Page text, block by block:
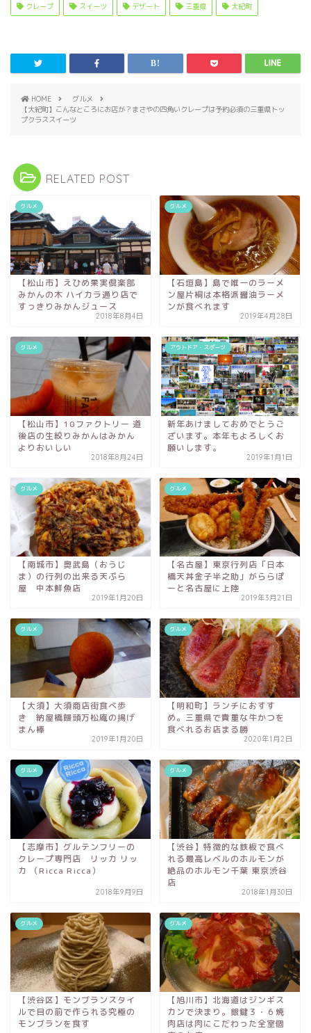
クレープ スイーツ デザート 三重県 大紀町
HOME
グルメ
【大紀町】こんなところにお店が？まさやの四角いクレープは予約必須の三重県トッ
プクラススイーツ
RELATED POST
グルメ
【松山市】えひめ果実倶楽部
みかんの木 ハイカラ通り店で
すっきりみかんジュース
2018年8月4日
グルメ
【石垣島】島で唯一のラーメ
ン屋片桐は本格派醤油ラーメ
ンが食べれます
2019年4月28日
グルメ
【松山市】10ファクトリー 道
後店の生絞りみかんはみかん
よりおいしい
2018年8月24日
アウトドア・スポーツ
新年あけましておめでとうご
ざいます。本年もよろしくお
願いします。
2019年1月1日
グルメ
【南城市】奥武島（おうじ
ま）の行列の出来る天ぷら
屋 中本鮮魚店
2019年1月20日
グルメ
【名古屋】東京行列店「日本
橋天丼金子半之助」がららぽ
ーと名古屋に上陸
2019年3月21日
グルメ
【大須】大須商店街食べ歩
き 納屋橋饅頭万松庵の揚げ
まん棒
2019年1月20日
グルメ
【明和町】ランチにおすす
め。三重県で貴重な牛かつを
食べれるお店まる勝
2020年1月2日
グルメ
【志摩市】グルテンフリーの
クレープ専門店 リッカ リッ
カ （Ricca Ricca）
2018年9月9日
グルメ
【渋谷】特徴的な鉄板で食べ
れる最高レベルのホルモンが
絶品のホルモン千葉 東京渋谷
店
2018年1月30日
グルメ
【渋谷区】モンブランスタイ
ルで目の前で作られる究極の
モンブランを食す
グルメ
【旭川市】北海道はジンギス
カンで決まり。銀鍵３・６焼
肉店は肉にこだわった全室個